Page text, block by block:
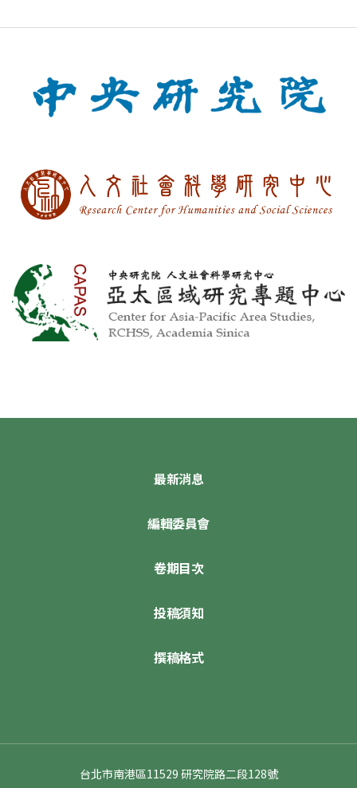
最新消息
編輯委員會
卷期目次
投稿須知
撰稿格式
台北市南港區11529 研究院路二段128號